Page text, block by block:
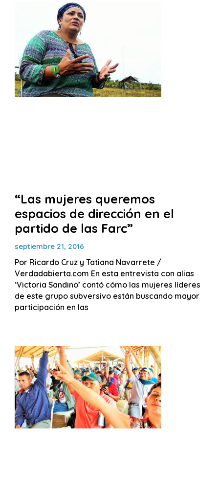
“Las mujeres queremos
espacios de dirección en el
partido de las Farc”
septiembre 21, 2016
Por Ricardo Cruz y Tatiana Navarrete /
Verdadabierta.com En esta entrevista con alias
‘Victoria Sandino’ contó cómo las mujeres líderes
de este grupo subversivo están buscando mayor
participación en las